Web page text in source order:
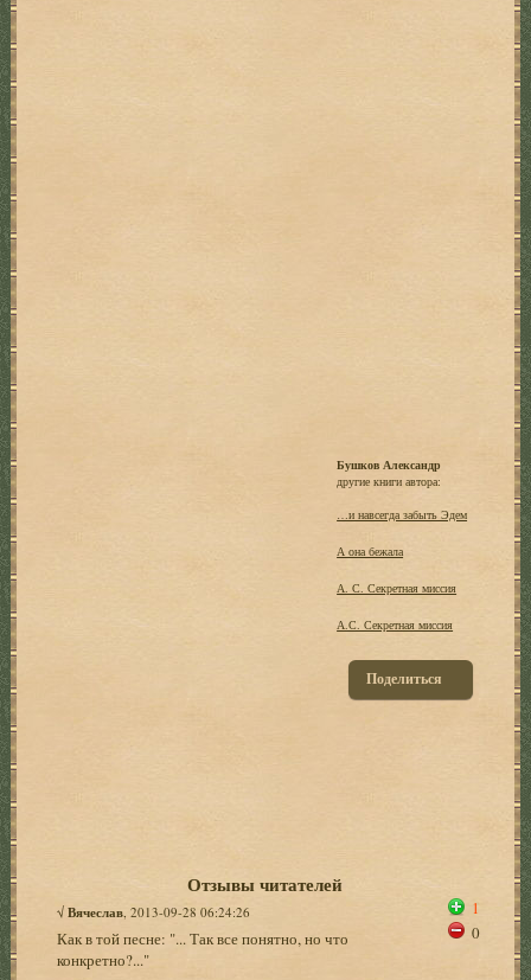
Бушков Александр
другие книги автора:
…и навсегда забыть Эдем
А она бежала
А. С. Секретная миссия
А.С. Секретная миссия
Поделиться
Отзывы читателей
√Вячеслав , 2013-09-28 06:24:26
Как в той песне: "... Так все понятно, но что
конкретно?..."
1
0